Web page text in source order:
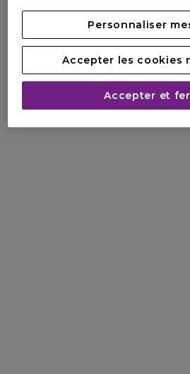
Personnaliser
Accepter les cookies
Accepter et